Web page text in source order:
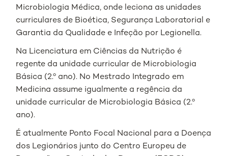
Microbiologia Médica, onde leciona as unidades
curriculares de Bioética, Segurança Laboratorial e
Garantia da Qualidade e Infeção por Legionella.
Na Licenciatura em Ciências da Nutrição é
regente da unidade curricular de Microbiologia
Básica (2.º ano). No Mestrado Integrado em
Medicina assume igualmente a regência da
unidade curricular de Microbiologia Básica (2.º
ano).
É atualmente Ponto Focal Nacional para a Doença
dos Legionários junto do Centro Europeu de